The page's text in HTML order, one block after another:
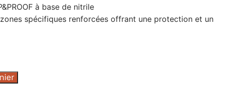
à base de nitrile
spécifiques renforcées offrant une protection et un